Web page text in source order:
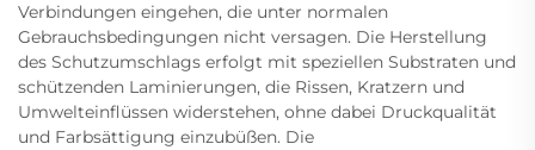
Verbindungen eingehen, die unter normalen
Gebrauchsbedingungen nicht versagen. Die Herstellung
des Schutzumschlags erfolgt mit speziellen Substraten und
schützenden Laminierungen, die Rissen, Kratzern und
Umwelteinflüssen widerstehen, ohne dabei Druckqualität
und Farbsättigung einzubüßen. Die